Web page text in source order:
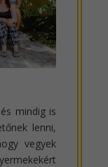
mindig is
lenni,
vegyek